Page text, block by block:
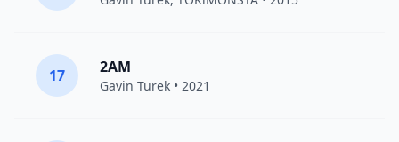
17 2AM
Gavin Turek • 2021